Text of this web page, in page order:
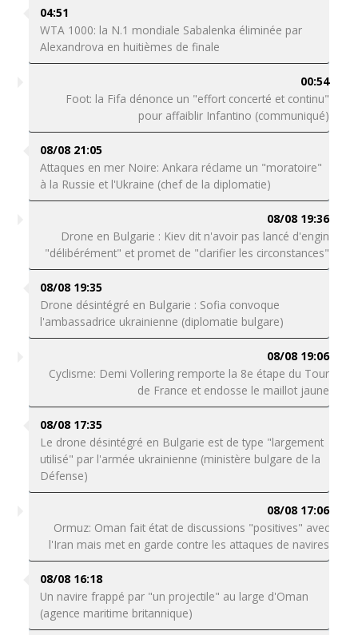
04:51
WTA 1000: la N.1 mondiale Sabalenka éliminée par
Alexandrova en huitièmes de finale
00:54
Foot: la Fifa dénonce un "effort concerté et continu"
pour affaiblir Infantino (communiqué)
08/08 21:05
Attaques en mer Noire: Ankara réclame un "moratoire"
à la Russie et l'Ukraine (chef de la diplomatie)
08/08 19:36
Drone en Bulgarie : Kiev dit n'avoir pas lancé d'engin
"délibérément" et promet de "clarifier les circonstances"
08/08 19:35
Drone désintégré en Bulgarie : Sofia convoque
l'ambassadrice ukrainienne (diplomatie bulgare)
08/08 19:06
Cyclisme: Demi Vollering remporte la 8e étape du Tour
de France et endosse le maillot jaune
08/08 17:35
Le drone désintégré en Bulgarie est de type "largement
utilisé" par l'armée ukrainienne (ministère bulgare de la
Défense)
08/08 17:06
Ormuz: Oman fait état de discussions "positives" avec
l'Iran mais met en garde contre les attaques de navires
08/08 16:18
Un navire frappé par "un projectile" au large d'Oman
(agence maritime britannique)